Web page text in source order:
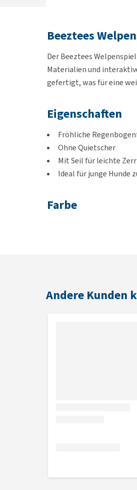
Beeztees
Der Beeztees
Materialien und
gefertigt, was für eine
Eigenschaften
Fröhliche
Ohne Quietscher
Mit Seil für leichte
Ideal für junge Hunde
Farbe
Andere Kunden